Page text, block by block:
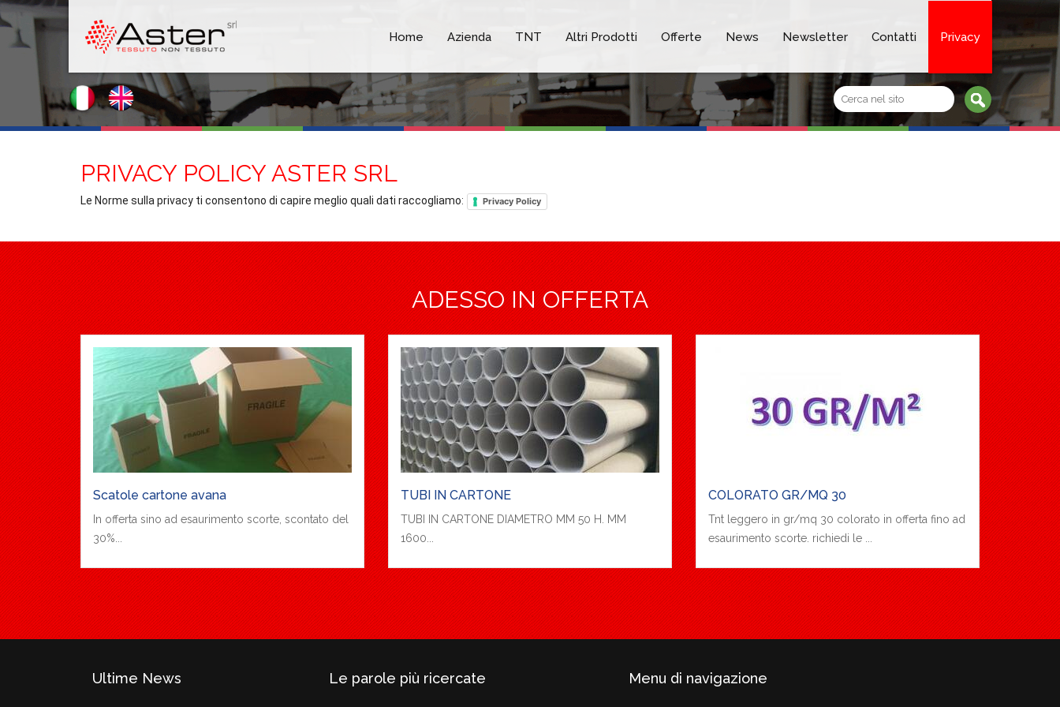
Home Azienda TNT Altri Prodotti Offerte News Newsletter Contatti Privacy
PRIVACY POLICY ASTER SRL
Le Norme sulla privacy ti consentono di capire meglio quali dati raccogliamo: Privacy Policy
ADESSO IN OFFERTA
Scatole cartone avana
In offerta sino ad esaurimento scorte, scontato del
30%...
TUBI IN CARTONE
TUBI IN CARTONE DIAMETRO MM 50 H. MM
1600...
COLORATO GR/MQ 30
Tnt leggero in gr/mq 30 colorato in offerta fino ad
esaurimento scorte. richiedi le ...
Ultime News Le parole più ricercate Menu di navigazione